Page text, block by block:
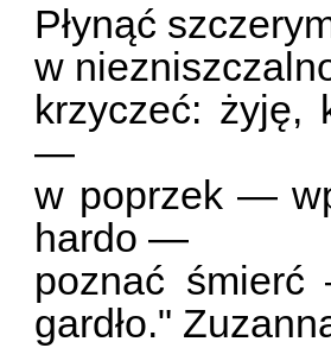
Płynąć
w
krzyczeć: żyję,
—
w poprzek —
hardo —
poznać śmierć
gardło."